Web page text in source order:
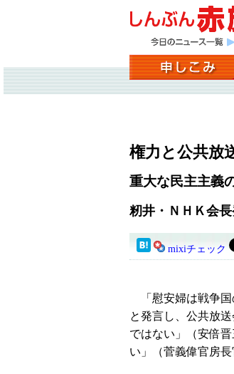
権力と公共
重大な民主主義
籾井・ＮＨＫ会
mixiチェック
「慰安婦は戦争国
と発言し、公共放
ではない」（安倍
い」（菅義偉官房